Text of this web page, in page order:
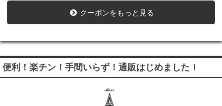
クーポンをもっと見る
便利！楽チン！手間いらず！通販はじめました！